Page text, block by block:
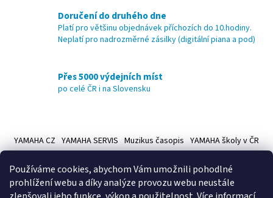
Používáme cookies, abychom Vám umožnili pohodlné
prohlížení webu a díky analýze provozu webu neustále
l
á
d
a
p
r
v
ý
i
s
u
Doručení do druhého dne
Platí pro většinu objednávek příchozích do 10.hodiny.
Neplatí pro nadrozměrné zásilky (digitální piana a pod)
Přes 5000 výdejních míst
po celé ČR i na Slovensku
p
YAMAHA CZ YAMAHA SERVIS Muzikus časopis YAMAHA školy v ČR